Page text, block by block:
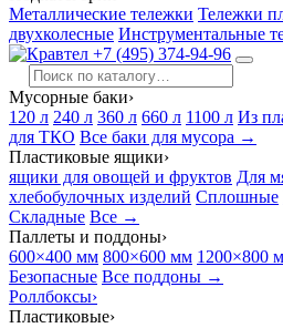
Металлические тележки Тележки
двухколесные Инструментальные
+7 (495) 374-94-96
Мусорные баки›
120 л 240 л 360 л 660 л 1100 л Из
для ТКО Все баки для мусора →
Пластиковые ящики›
ящики для овощей и фруктов Для
хлебобулочных изделий Сплошные
Складные Все →
Паллеты и поддоны›
600×400 мм 800×600 мм 1200×800
Безопасные Все поддоны →
Роллбоксы›
Пластиковые›